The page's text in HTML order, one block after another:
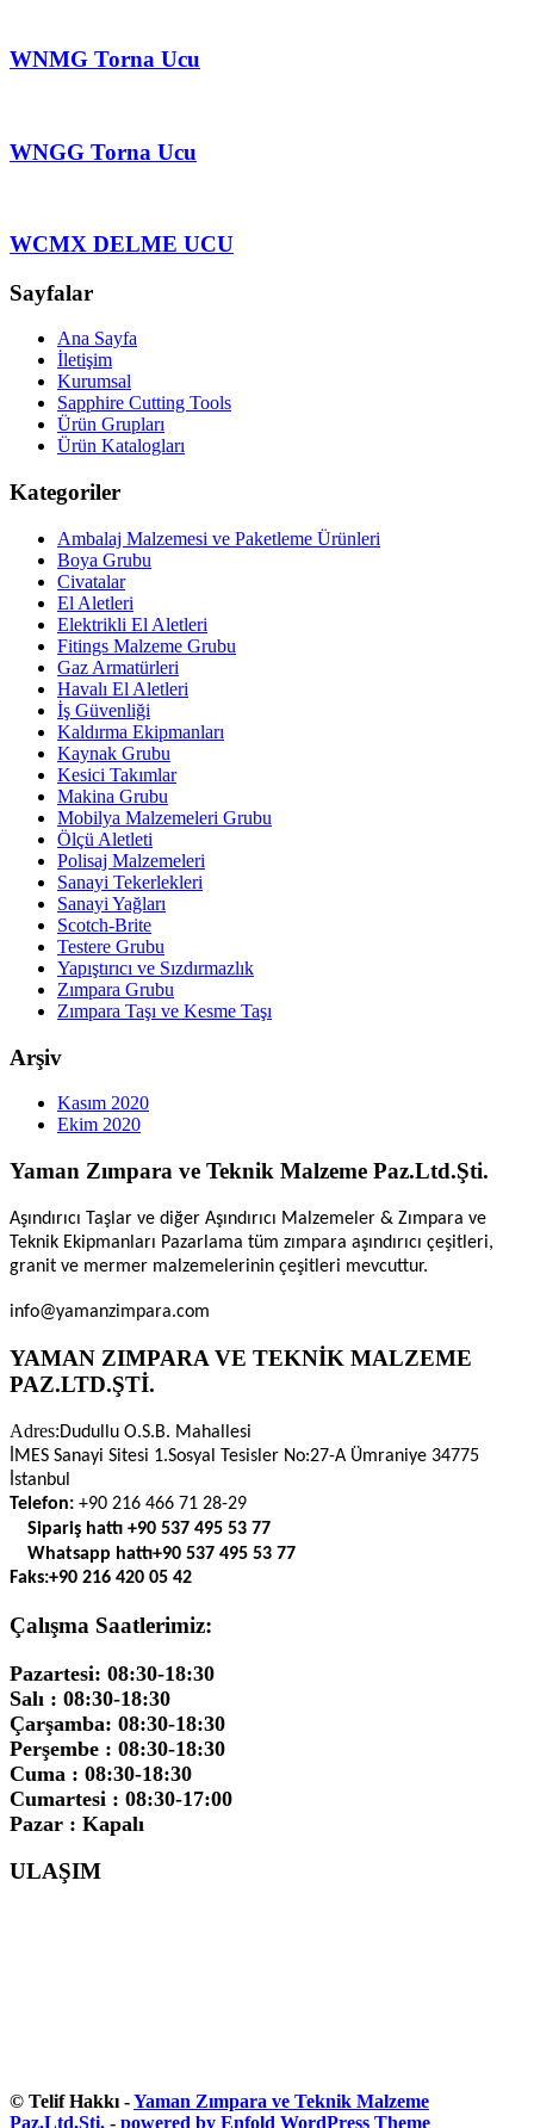
WNMG Тоrna Ucu
WNGG Тоrna Ucu
WCMX DELME UCU
Sayfalar
Ana Sayfa
İletişim
Kurumsal
Sapphire Cutting Tools
Ürün Grupları
Ürün Katalogları
Kategoriler
Ambalaj Malzemesi ve Paketleme Ürünleri
Boya Grubu
Civatalar
El Aletleri
Elektrikli El Aletleri
Fitings Malzeme Grubu
Gaz Armatürleri
Havalı El Aletleri
İş Güvenliği
Kaldırma Ekipmanları
Kaynak Grubu
Kesici Takımlar
Makina Grubu
Mobilya Malzemeleri Grubu
Ölçü Aletleti
Polisaj Malzemeleri
Sanayi Tekerlekleri
Sanayi Yağları
Scotch-Brite
Testere Grubu
Yapıştırıcı ve Sızdırmazlık
Zımpara Grubu
Zımpara Taşı ve Kesme Taşı
Arşiv
Kasım 2020
Ekim 2020
Yaman Zımpara ve Teknik Malzeme Paz.Ltd.Şti.
Aşındırıcı Taşlar ve diğer Aşındırıcı Malzemeler & Zımpara ve
Teknik Ekipmanları Pazarlama tüm zımpara aşındırıcı çeşitleri,
granit ve mermer malzemelerinin çeşitleri mevcuttur.
info@yamanzimpara.com
YAMAN ZIMPARA VE TEKNİK MALZEME
PAZ.LTD.ŞTİ.
Adres:Dudullu O.S.B. Mahallesi
İMES Sanayi Sitesi 1.Sosyal Tesisler No:27-A Ümraniye 34775
İstanbul
Telefon: +90 216 466 71 28-29
Sipariş hattı +90 537 495 53 77
Whatsapp hattı+90 537 495 53 77
Faks:+90 216 420 05 42
Çalışma Saatlerimiz:
Pazartesi: 08:30-18:30
Salı : 08:30-18:30
Çarşamba: 08:30-18:30
Perşembe : 08:30-18:30
Cuma : 08:30-18:30
Cumartesi : 08:30-17:00
Pazar : Kapalı
ULAŞIM
© Telif Hakkı -Yaman Zımpara ve Teknik Malzeme
Paz.Ltd.Şti. - powered by Enfold WordPress Theme